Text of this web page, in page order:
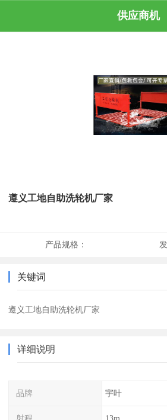
供应商机
遵义工地自助洗轮机厂家
产品规格：
关键词
遵义工地自助洗轮机厂家
详细说明
品牌 宇叶